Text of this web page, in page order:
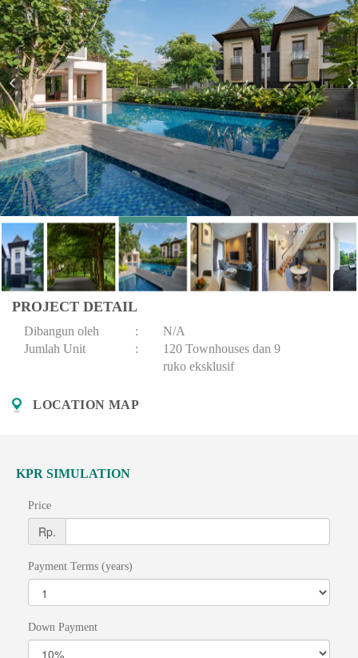
PROJECT DETAIL
Dibangun oleh :
N/A
Jumlah Unit
:
120 Townhouses dan 9
ruko eksklusif
LOCATION MAP
KPR SIMULATION
Price
Rp.
Payment Terms (years)
Down Payment